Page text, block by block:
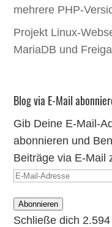
mehrere PHP-
Projekt Linux-
MariaDB und
Blog via E-Mail
Gib Deine E-Mail-
abonnieren und
Beiträge via E-Mail
E-
Adresse
Abonnieren
Schließe dich